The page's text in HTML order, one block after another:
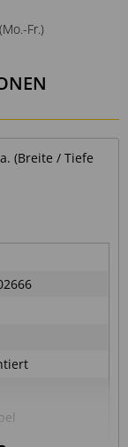
Fr.)
(Breite / Tiefe